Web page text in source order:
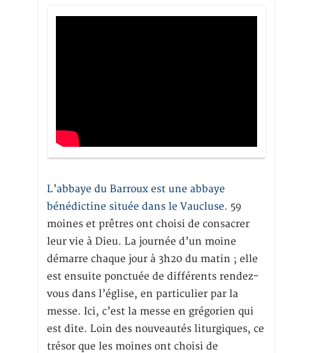
L’abbaye du Barroux est une abbaye
bénédictine située dans le Vaucluse. 59
moines et prêtres ont choisi de consacrer
leur vie à Dieu. La journée d’un moine
démarre chaque jour à 3h20 du matin ; elle
est ensuite ponctuée de différents rendez-
vous dans l’église, en particulier par la
messe. Ici, c’est la messe en grégorien qui
est dite. Loin des nouveautés liturgiques, ce
trésor que les moines ont choisi de